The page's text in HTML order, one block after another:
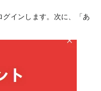
グインします。次に、「あ